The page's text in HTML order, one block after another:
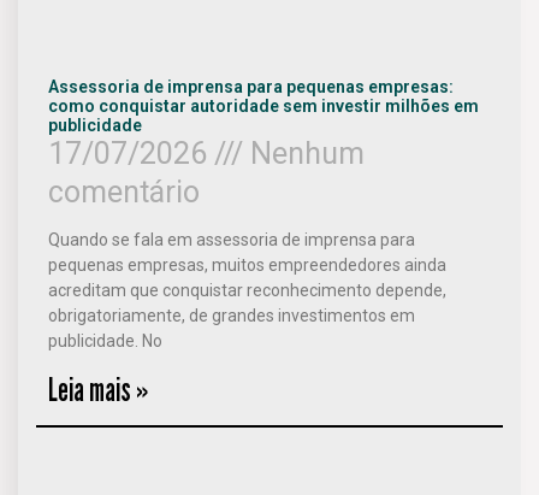
Assessoria de imprensa para pequenas empresas:
como conquistar autoridade sem investir milhões em
publicidade
17/07/2026
Nenhum
comentário
Quando se fala em assessoria de imprensa para
pequenas empresas, muitos empreendedores ainda
acreditam que conquistar reconhecimento depende,
obrigatoriamente, de grandes investimentos em
publicidade. No
Leia mais »